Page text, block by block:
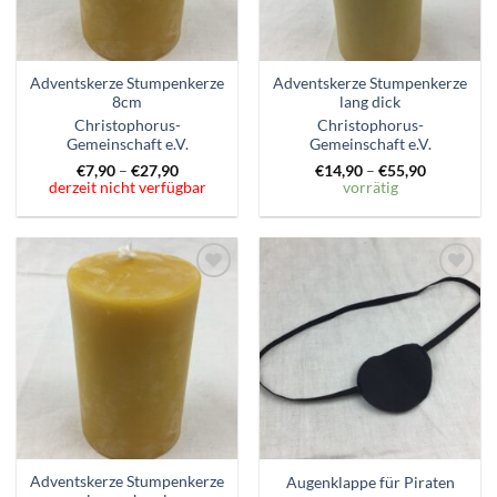
Adventskerze Stumpenkerze
8cm
Christophorus-
Gemeinschaft e.V.
€7,90– €27,90
derzeit nicht verfügbar
Adventskerze Stumpenkerze
lang dick
Christophorus-
Gemeinschaft e.V.
€14,90– €55,90
vorrätig
Zum
Wunschzettel
hinzufügen
Adventskerze Stumpenkerze
Zum
Wunschzettel
hinzufügen
Augenklappe für Piraten